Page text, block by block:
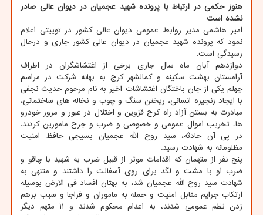
هنوز حکمی در ارتباط با پرونده شهید عجمیان در دیوان عالی صادر
نشده است
امیر هاشمی مدیر روابط عمومی دیوان عالی کشور در توییتی اعلام
نمود که پرونده شهید عجمیان در دیوان عالی کشور جاری و درحال
رسیدگی است.
دوازدهم آبان ماه سال جاری برخی از اغتشاشگران در اطراف
آرامستان بهشت سکینه و کمالشهر کرج به بهانه شرکت در مراسم
چهلم یکی از جان باختگان اغتشاشات اخیر به نام مرحوم حدیث نجفی
با ایجاد زنجیره انسانی، ریختن سنگ و چوب و نخاله های ساختمانی،
مبادرت به بستن آزاد راه کرج قزوین و اختلال در عبور و مرور خودرو
ها، تخریب اموال عمومی و خصوصی و ضرب و جرح مامورین کردند.
در پی آن حادثه، سید روح الله عجمیان بسیجی حافظ امنیت
مظلومانه به شهادت رسید.
پنج نفر از متهمان که اقدامات موثر از قبیل ضرب به شهید با چاقو و
ضرب او با مشت و لگد برای روی آسفالت را داشتند و منتهی به
شهادت سید روح الله عجمیان شد، به بهتان افساد فی الارض بوسیله
ارتکاب جرایم مقابل امنیت و حمله به ماموران و فراجا و سبب برهم
زدن نظم عمومی شدند، به اعدام محکوم شدند و ۱۱ متهم دیگر